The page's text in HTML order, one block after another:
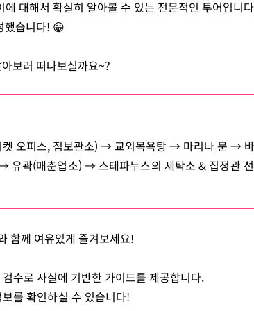
대해서 확실히 알아볼 수 있는 전문적인 투어입니
했습니다! 😀
보러 떠나보실까요~?
켓 오피스, 짐보관소) → 교외목욕탕 → 마리나 문 →
곽(매춘업소) → 스테파누스의 세탁소 & 집정관
함께 여유있게 즐겨보세요!
수로 사실에 기반한 가이드를 제공합니다.
를 확인하실 수 있습니다!